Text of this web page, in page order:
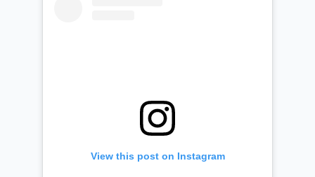
View this post on Instagram